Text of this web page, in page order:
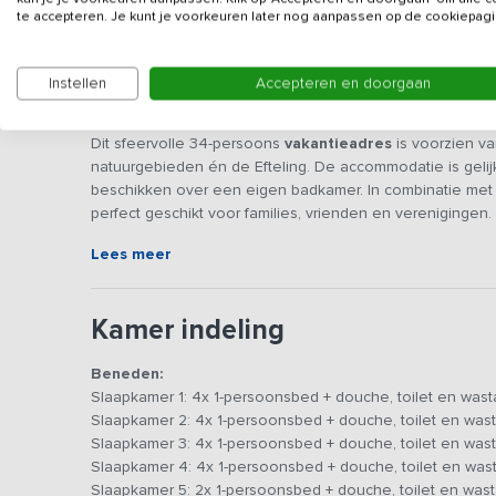
Beschrijving
Dit sfeervolle 34-persoons vakantieadres is voorzien
natuurgebieden én de Efteling. De accommodatie is
beschikken over een eigen badkamer. In combinatie
perfect geschikt voor families, vrienden en verenigingen.
Je hebt beschikking tot een aangename huiskamer
vaatwasser, oven en 6-pits fornuis - om het koken voor
De slaapkamers beschikken over eigen badkamers en
voorzien van 3 of 4 bedden, ideaal voor een gezin. Er
voor mindervaliden prettig te maken. Indien nodig kan
Er grenst een zeer ruim terras met voldoende meubilair
hou je gemakkelijk overzicht over de spelende
Lees meer
Kamer indeling
Beneden:
Slaapkamer 1: 4x 1-persoonsbed + douche, toilet en
Slaapkamer 2: 4x 1-persoonsbed + douche, toilet en
Slaapkamer 3: 4x 1-persoonsbed + douche, toilet en
Slaapkamer 4: 4x 1-persoonsbed + douche, toilet en
Slaapkamer 5: 2x 1-persoonsbed + douche, toilet en
te accepteren. Je kunt je voorkeuren later nog aanpassen op de
Instellen Accepteren en doorgaan